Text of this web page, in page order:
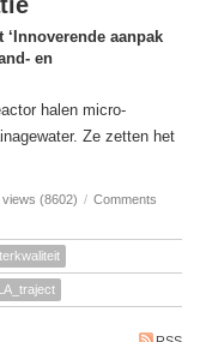
aanpak
en
halen micro-
Ze zetten het
(8602) / Comments